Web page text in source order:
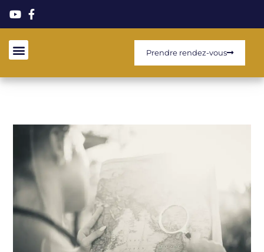
Prendre rendez-vous